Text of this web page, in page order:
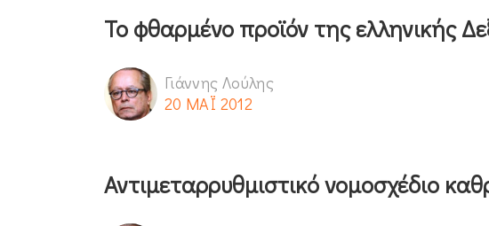
Το φθαρμένο προϊόν της ελληνικής
Γιάννης Λούλης
20 ΜΑΪ 2012
Αντιμεταρρυθμιστικό νομοσχέδιο